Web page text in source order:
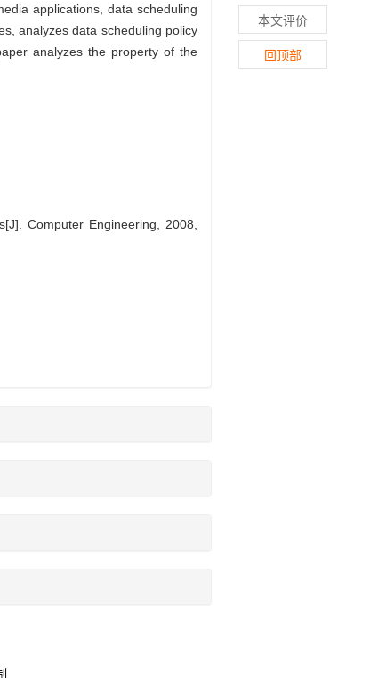
applications, data scheduling
analyzes data scheduling policy
analyzes the property of the
Computer Engineering, 2008,
本文评价
回顶部